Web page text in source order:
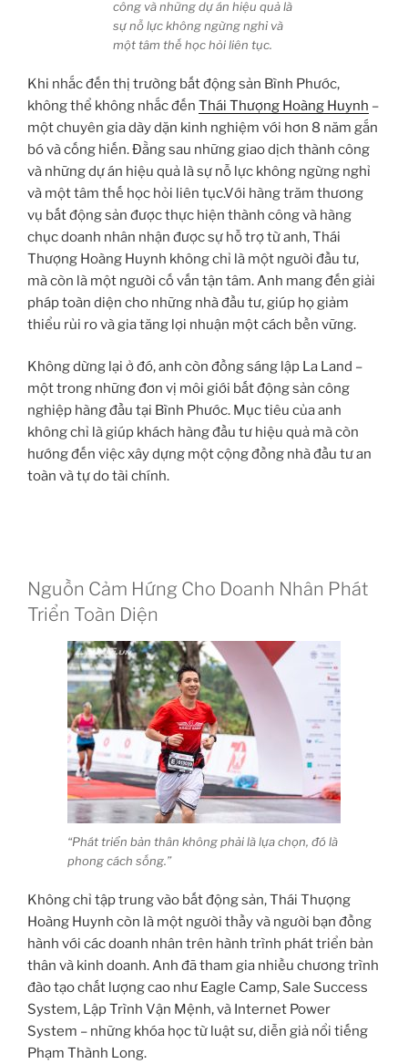
công và những dự án hiệu quả là
sự nỗ lực không ngừng nghỉ và
một tâm thế học hỏi liên tục.
Khi nhắc đến thị trường bất động sản Bình Phước,
không thể không nhắc đến Thái Thượng Hoàng Huynh –
một chuyên gia dày dặn kinh nghiệm với hơn 8 năm gắn
bó và cống hiến. Đằng sau những giao dịch thành công
và những dự án hiệu quả là sự nỗ lực không ngừng nghỉ
và một tâm thế học hỏi liên tục.Với hàng trăm thương
vụ bất động sản được thực hiện thành công và hàng
chục doanh nhân nhận được sự hỗ trợ từ anh, Thái
Thượng Hoàng Huynh không chỉ là một người đầu tư,
mà còn là một người cố vấn tận tâm. Anh mang đến giải
pháp toàn diện cho những nhà đầu tư, giúp họ giảm
thiểu rủi ro và gia tăng lợi nhuận một cách bền vững.
Không dừng lại ở đó, anh còn đồng sáng lập La Land –
một trong những đơn vị môi giới bất động sản công
nghiệp hàng đầu tại Bình Phước. Mục tiêu của anh
không chỉ là giúp khách hàng đầu tư hiệu quả mà còn
hướng đến việc xây dựng một cộng đồng nhà đầu tư an
toàn và tự do tài chính.
Nguồn Cảm Hứng Cho Doanh Nhân Phát
Triển Toàn Diện
“Phát triển bản thân không phải là lựa chọn, đó là
phong cách sống.”
Không chỉ tập trung vào bất động sản, Thái Thượng
Hoàng Huynh còn là một người thầy và người bạn đồng
hành với các doanh nhân trên hành trình phát triển bản
thân và kinh doanh. Anh đã tham gia nhiều chương trình
đào tạo chất lượng cao như Eagle Camp, Sale Success
System, Lập Trình Vận Mệnh, và Internet Power
System – những khóa học từ luật sư, diễn giả nổi tiếng
Phạm Thành Long.